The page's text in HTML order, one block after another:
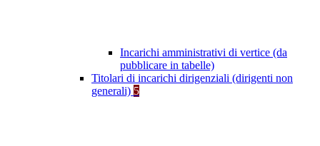
Incarichi amministrativi di vertice (da
pubblicare in tabelle)
Titolari di incarichi dirigenziali (dirigenti non
generali) 5